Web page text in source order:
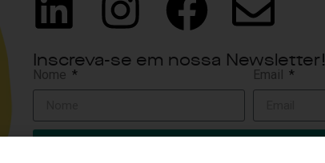
Inscreva-se em nossa Newsletter!
Nome Email